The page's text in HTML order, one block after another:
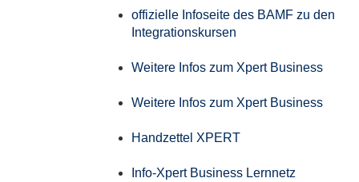
offizielle Infoseite des BAMF zu den
Integrationskursen
Weitere Infos zum Xpert Business
Weitere Infos zum Xpert Business
Handzettel XPERT
Info-Xpert Business Lernnetz